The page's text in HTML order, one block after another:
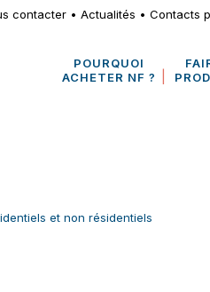
contacter• Actualités • Contacts
POURQUOI
ACHETER NF ?
et non résidentiels